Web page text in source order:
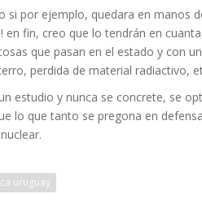
si por ejemplo, quedara en manos
fin, creo que lo tendrán en
que pasan en el estado y con
perdida de material radiactivo,
estudio y nunca se concrete, se
lo que tanto se pregona en
uruguay